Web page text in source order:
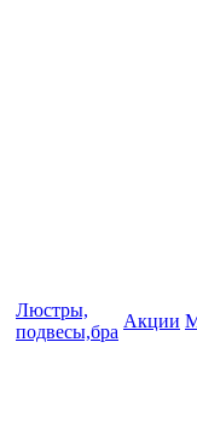
Люстры,
подвесы,бра
Акции